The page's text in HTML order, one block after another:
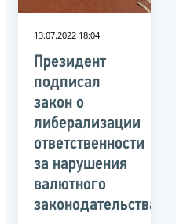
13.07.2022 18:04
Президент
подписал
закон о
либерализации
ответственности
за нарушения
валютного
законодательства